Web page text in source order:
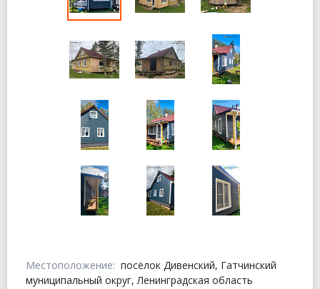
Местоположение: посёлок Дивенский, Гатчинский
муниципальный округ, Ленинградская область